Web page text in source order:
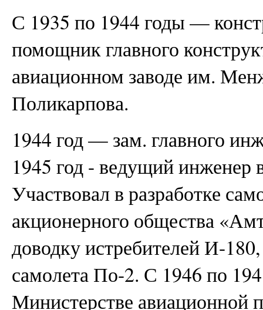
С 1935 по 1944 годы —
помощник главного
авиационном заводе им.
Поликарпова.
1944 год — зам. главного
1945 год - ведущий
Участвовал в разработке
акционерного общества
доводку истребителей И-
самолета По-2. С 1946 по
Министерстве